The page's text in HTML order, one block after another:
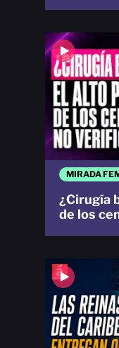
MIRADA
¿Cirugía
de los